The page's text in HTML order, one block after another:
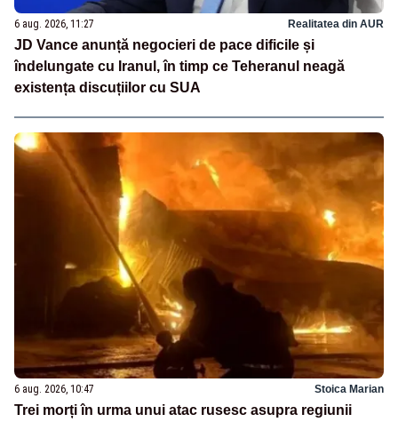
6 aug. 2026, 11:27 Realitatea din AUR
JD Vance anunță negocieri de pace dificile și
îndelungate cu Iranul, în timp ce Teheranul neagă
existența discuțiilor cu SUA
6 aug. 2026, 10:47 Stoica Marian
Trei morți în urma unui atac rusesc asupra regiunii